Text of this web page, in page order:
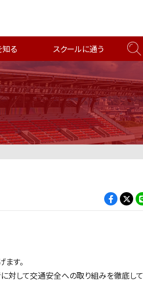
知る スクールに通う
す。
対して交通安全への取り組みを徹底して